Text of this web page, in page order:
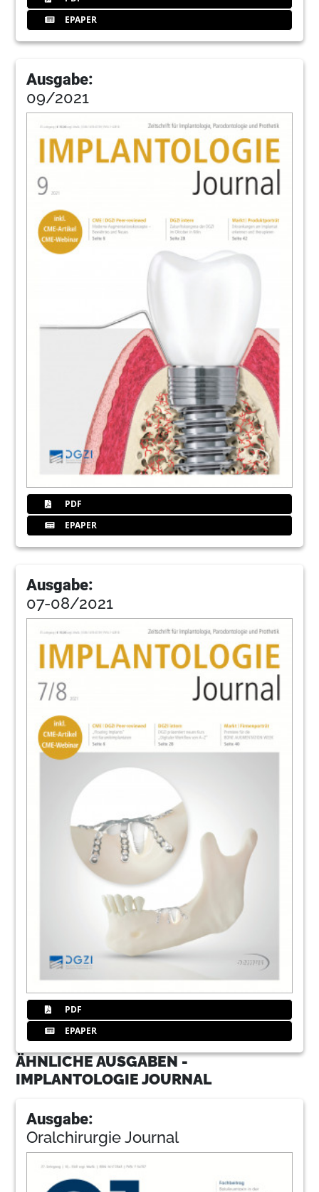
EPAPER
Ausgabe:
09/2021
PDF
EPAPER
Ausgabe:
07-08/2021
PDF
EPAPER
ÄHNLICHE AUSGABEN -
IMPLANTOLOGIE JOURNAL
Ausgabe:
Oralchirurgie Journal